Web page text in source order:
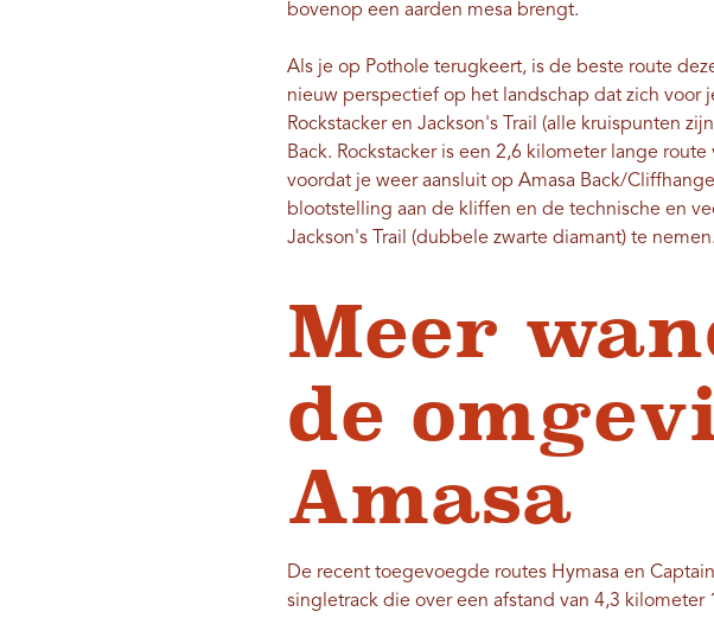
bovenop een aarden mesa brengt.
Als je op Pothole terugkeert, is de beste route
nieuw perspectief op het landschap dat zich
Rockstacker en Jackson's Trail (alle kruispunten
Back. Rockstacker is een 2,6 kilometer lange
voordat je weer aansluit op Amasa Back/
blootstelling aan de kliffen en de technische en
Jackson's Trail (dubbele zwarte diamant) te nemen.
Meer
de
Amasa
De recent toegevoegde routes Hymasa en
singletrack die over een afstand van 4,3